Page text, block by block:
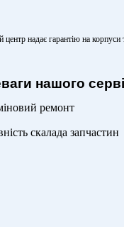
центр надає гарантію на корпуси
нашого
ремонт
скалада запчастин